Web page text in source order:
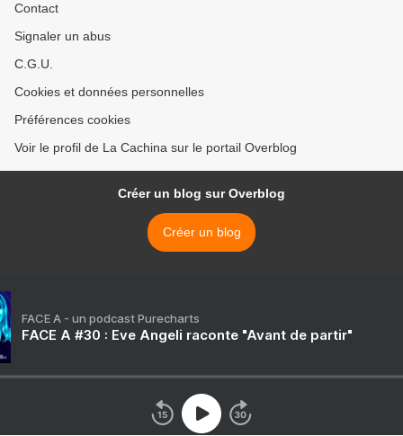
Contact
Signaler un abus
C.G.U.
Cookies et données personnelles
Préférences cookies
Voir le profil de La Cachina sur le portail Overblog
Créer un blog sur Overblog
Créer un blog
FACE A - un podcast Purecharts
FACE A #30 : Eve Angeli raconte "Avant de partir"